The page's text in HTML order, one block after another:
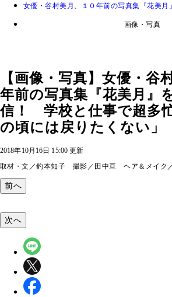
女優・谷村美月、１０年前の写真集『花美
画像・写真
【画像・写真】女優・谷
年前の写真集『花美月』
信！ 学校と仕事で超多
の頃には戻りたくない」
2018年10月16日 15:00 更新
取材・文／釣本知子 撮影／田中亘 ヘア＆メイク
前へ
次へ